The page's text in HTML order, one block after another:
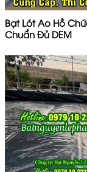
Bạt Lót Ao Hồ
Chuẩn Đủ DEM